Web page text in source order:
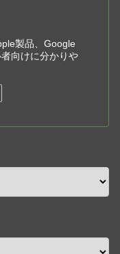
製品、Google
向けに分かりや